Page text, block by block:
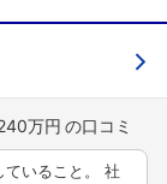
万円
ていること。 社